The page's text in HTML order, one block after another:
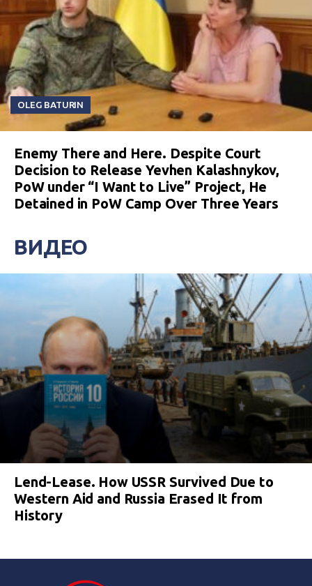
OLEG BATURIN
Enemy There and Here. Despite Court
Decision to Release Yevhen Kalashnykov,
PoW under “I Want to Live” Project, He
Detained in PoW Camp Over Three Years
ВИДЕО
Lend-Lease. How USSR Survived Due to
Western Aid and Russia Erased It from
History